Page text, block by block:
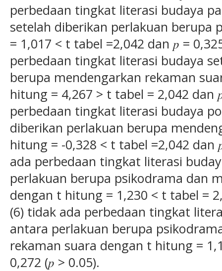
perbedaan tingkat literasi budaya
setelah diberikan perlakuan berupa
= 1,017 < t tabel =2,042 dan 𝑝 =
perbedaan tingkat literasi budaya
berupa mendengarkan rekaman
hitung = 4,267 > t tabel = 2,042 dan
perbedaan tingkat literasi budaya
diberikan perlakuan berupa
hitung = -0,328 < t tabel =2,042 dan
ada perbedaan tingkat literasi
perlakuan berupa psikodrama dan
dengan t hitung = 1,230 < t tabel =
(6) tidak ada perbedaan tingkat
antara perlakuan berupa
rekaman suara dengan t hitung =
0,272 (𝑝 > 0.05).